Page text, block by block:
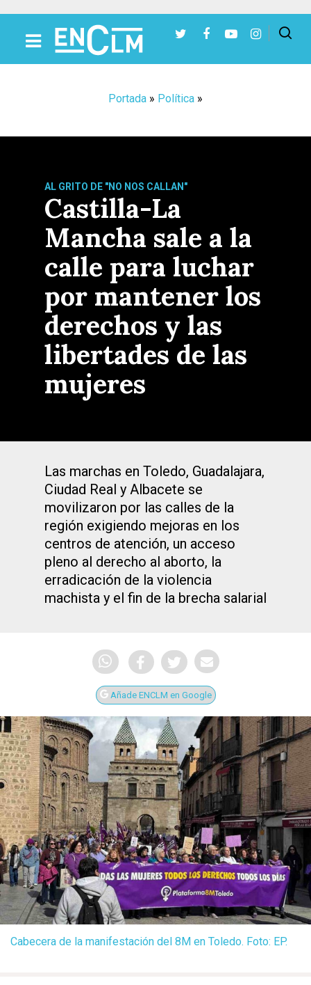
Portada » Política »
AL GRITO DE "NO NOS CALLAN"
Castilla-La
Mancha sale a la
calle para luchar
por mantener los
derechos y las
libertades de las
mujeres
Las marchas en Toledo, Guadalajara,
Ciudad Real y Albacete se
movilizaron por las calles de la
región exigiendo mejoras en los
centros de atención, un acceso
pleno al derecho al aborto, la
erradicación de la violencia
machista y el fin de la brecha salarial
Añade ENCLM en Google
Cabecera de la manifestación del 8M en Toledo. Foto: EP.